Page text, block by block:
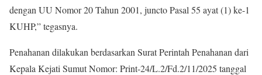
dengan UU Nomor 20 Tahun 2001, juncto Pasal 55 ayat (1) ke-1
KUHP,” tegasnya.
Penahanan dilakukan berdasarkan Surat Perintah Penahanan dari
Kepala Kejati Sumut Nomor: Print-24/L.2/Fd.2/11/2025 tanggal